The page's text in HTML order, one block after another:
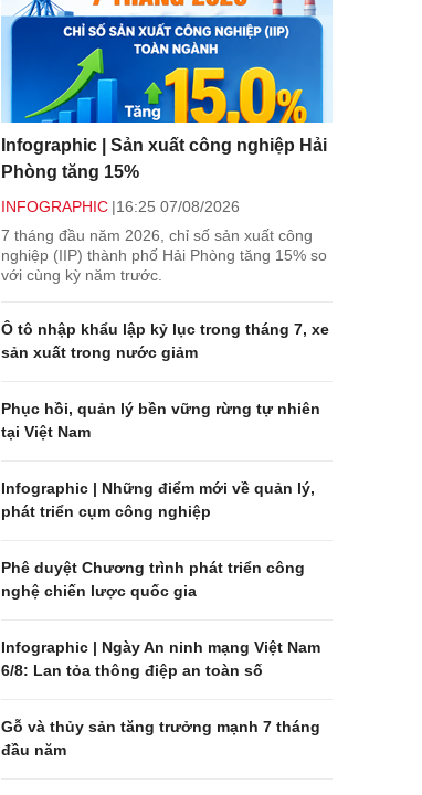
Infographic | Sản xuất công nghiệp Hải
Phòng tăng 15%
INFOGRAPHIC 16:25 07/08/2026
7 tháng đầu năm 2026, chỉ số sản xuất công
nghiệp (IIP) thành phố Hải Phòng tăng 15% so
với cùng kỳ năm trước.
Ô tô nhập khẩu lập kỷ lục trong tháng 7, xe
sản xuất trong nước giảm
Phục hồi, quản lý bền vững rừng tự nhiên
tại Việt Nam
Infographic | Những điểm mới về quản lý,
phát triển cụm công nghiệp
Phê duyệt Chương trình phát triển công
nghệ chiến lược quốc gia
Infographic | Ngày An ninh mạng Việt Nam
6/8: Lan tỏa thông điệp an toàn số
Gỗ và thủy sản tăng trưởng mạnh 7 tháng
đầu năm